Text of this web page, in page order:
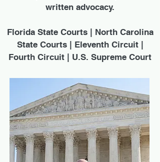
written advocacy.
Florida State Courts | North Carolina
State Courts | Eleventh Circuit |
Fourth Circuit | U.S. Supreme Court